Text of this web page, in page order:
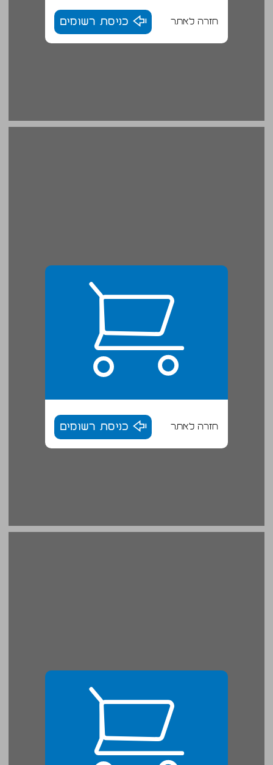
חזרה לאתר כניסת רשומים
חזרה לאתר כניסת רשומים
1 שפת הפעולה ופעולת השפה של תמר רבן ... 21